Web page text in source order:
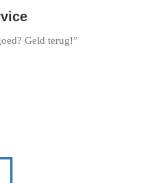
Geld terug!”